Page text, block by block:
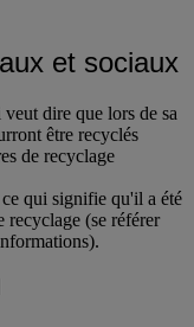
et sociaux
dire que lors de sa
être recyclés
de recyclage
qui signifie qu'il a été
recyclage (se référer